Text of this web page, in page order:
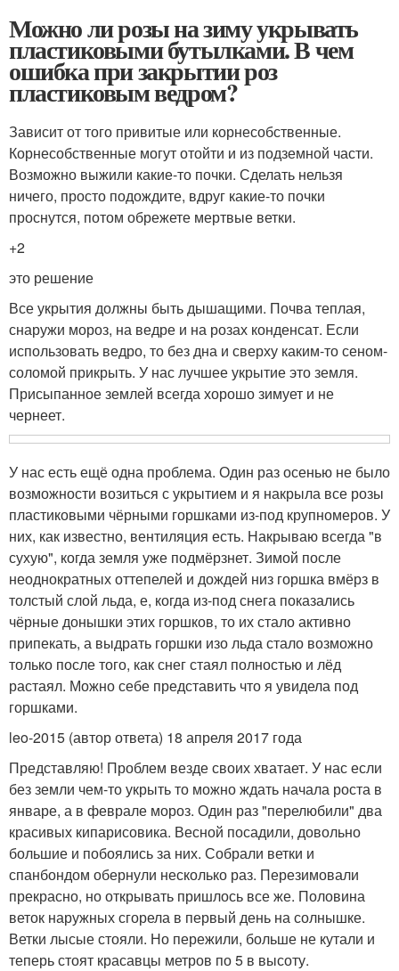
Можно ли розы на зиму укрывать
пластиковыми бутылками. В чем
ошибка при закрытии роз
пластиковым ведром?
Зависит от того привитые или корнесобственные.
Корнесобственные могут отойти и из подземной части.
Возможно выжили какие-то почки. Сделать нельзя
ничего, просто подождите, вдруг какие-то почки
проснутся, потом обрежете мертвые ветки.
+2
это решение
Все укрытия должны быть дышащими. Почва теплая,
снаружи мороз, на ведре и на розах конденсат. Если
использовать ведро, то без дна и сверху каким-то сеном-
соломой прикрыть. У нас лучшее укрытие это земля.
Присыпанное землей всегда хорошо зимует и не
чернеет.
У нас есть ещё одна проблема. Один раз осенью не было
возможности возиться с укрытием и я накрыла все розы
пластиковыми чёрными горшками из-под крупномеров. У
них, как известно, вентиляция есть. Накрываю всегда "в
сухую", когда земля уже подмёрзнет. Зимой после
неоднократных оттепелей и дождей низ горшка вмёрз в
толстый слой льда, е, когда из-под снега показались
чёрные донышки этих горшков, то их стало активно
припекать, а выдрать горшки изо льда стало возможно
только после того, как снег стаял полностью и лёд
растаял. Можно себе представить что я увидела под
горшками.
leo-2015 (автор ответа) 18 апреля 2017 года
Представляю! Проблем везде своих хватает. У нас если
без земли чем-то укрыть то можно ждать начала роста в
январе, а в феврале мороз. Один раз "перелюбили" два
красивых кипарисовика. Весной посадили, довольно
большие и побоялись за них. Собрали ветки и
спанбондом обернули несколько раз. Перезимовали
прекрасно, но открывать пришлось все же. Половина
веток наружных сгорела в первый день на солнышке.
Ветки лысые стояли. Но пережили, больше не кутали и
теперь стоят красавцы метров по 5 в высоту.